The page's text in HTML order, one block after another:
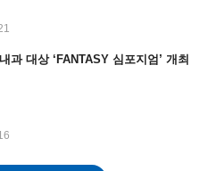
과 대상 ‘FANTASY 심포지엄’ 개최